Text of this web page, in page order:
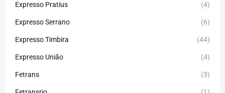
Expresso Pratius (4)
Expresso Serrano (6)
Expresso Timbira (44)
Expresso União (4)
Fetrans (3)